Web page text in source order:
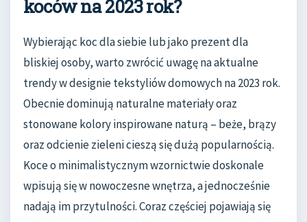
koców na 2023 rok?
Wybierając koc dla siebie lub jako prezent dla
bliskiej osoby, warto zwrócić uwagę na aktualne
trendy w designie tekstyliów domowych na 2023 rok.
Obecnie dominują naturalne materiały oraz
stonowane kolory inspirowane naturą – beże, brązy
oraz odcienie zieleni cieszą się dużą popularnością.
Koce o minimalistycznym wzornictwie doskonale
wpisują się w nowoczesne wnętrza, a jednocześnie
nadają im przytulności. Coraz częściej pojawiają się